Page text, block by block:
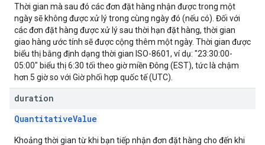
Thời gian mà sau đó các đơn đặt hàng nhận được trong một
ngày sẽ không được xử lý trong cùng ngày đó (nếu có). Đối với
các đơn đặt hàng được xử lý sau thời hạn đặt hàng, thời gian
giao hàng ước tính sẽ được cộng thêm một ngày. Thời gian được
biểu thị bằng định dạng thời gian ISO-8601, ví dụ: "23:30:00-
05:00" biểu thị 6:30 tối theo giờ miền Đông (EST), tức là chậm
hơn 5 giờ so với Giờ phối hợp quốc tế (UTC).
duration
QuantitativeValue
Khoảng thời gian từ khi bạn tiếp nhận đơn đặt hàng cho đến khi